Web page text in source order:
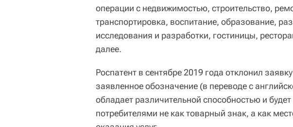
операции с недвижимостью, строительство,
транспортировка, воспитание, образование,
исследования и разработки, гостиницы,
далее.
Роспатент в сентябре 2019 года отклонил
заявленное обозначение (в переводе с
обладает различительной способностью и
потребителями не как товарный знак, а как